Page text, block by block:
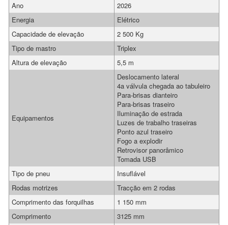
Ano
2026
Energia
Elétrico
Capacidade de elevação
2 500 Kg
Tipo de mastro
Triplex
Altura de elevação
5,5 m
Equipamentos
Deslocamento lateral
4a válvula chegada ao tabuleiro
Para-brisas dianteiro
Para-brisas traseiro
Iluminação de estrada
Luzes de trabalho traseiras
Ponto azul traseiro
Fogo a explodir
Retrovisor panorâmico
Tomada USB
Tipo de pneu
Insuflável
Rodas motrizes
Tracção em 2 rodas
Comprimento das forquilhas
1 150 mm
Comprimento
3125 mm